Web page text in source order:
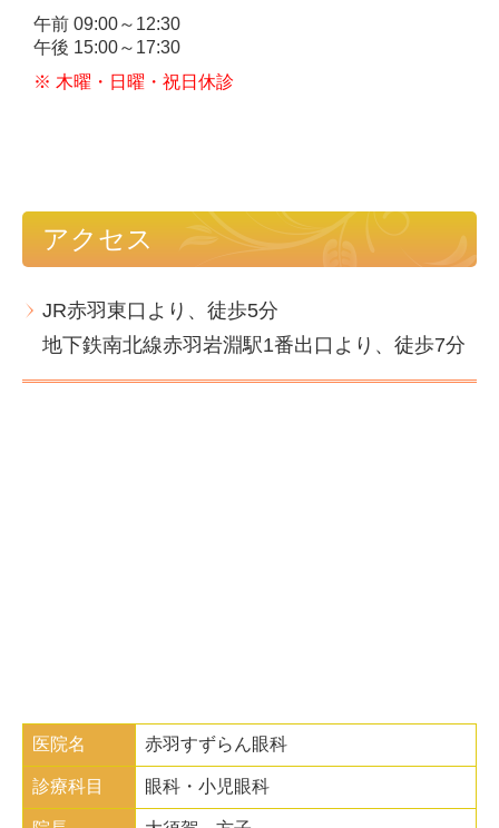
午前 09:00～ 12:30
午後 15:00～17:30
※ 木曜・日曜・祝日休診
アクセス
JR赤羽東口より、徒歩5分
地下鉄南北線赤羽岩淵駅1番出口より、徒歩7分
医院名 赤羽すずらん眼科
診療科目 眼科・小児眼科